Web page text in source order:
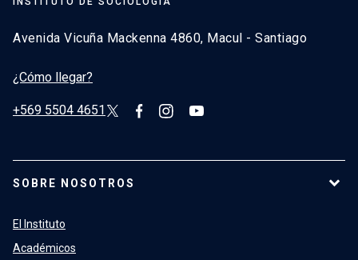
Avenida Vicuña Mackenna 4860, Macul - Santiago
¿Cómo llegar?
+569 5504 4651
SOBRE NOSOTROS
El Instituto
Académicos